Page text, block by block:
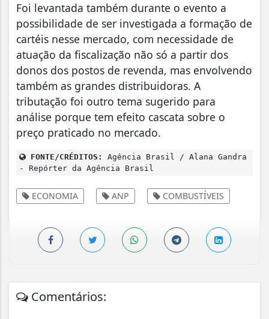
Foi levantada também durante o evento a
possibilidade de ser investigada a formação de
cartéis nesse mercado, com necessidade de
atuação da fiscalização não só a partir dos
donos dos postos de revenda, mas envolvendo
também as grandes distribuidoras. A
tributação foi outro tema sugerido para
análise porque tem efeito cascata sobre o
preço praticado no mercado.
FONTE/CRÉDITOS:
Agência Brasil / Alana Gandra
- Repórter da Agência Brasil
ECONOMIA ANP COMBUSTÍVEIS
Comentários: